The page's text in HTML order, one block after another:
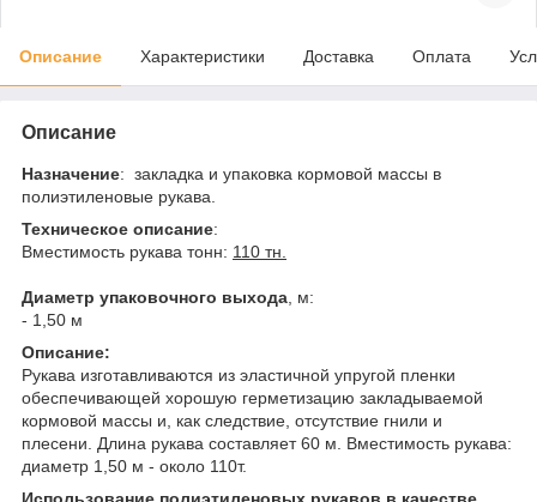
Описание Характеристики Доставка Оплата
Описание
Назначение: закладка и упаковка кормовой массы в
полиэтиленовые рукава.
Техническое описание:
Вместимость рукава тонн: 110 тн.
Диаметр упаковочного выхода , м:
- 1,50 м
Описание:
Рукава изготавливаются из эластичной упругой пленки
обеспечивающей хорошую герметизацию закладываемой
кормовой массы и, как следствие, отсутствие гнили и
плесени. Длина рукава составляет 60 м. Вместимость рукава:
диаметр 1,50 м - около 110т.
Использование полиэтиленовых рукавов в качестве